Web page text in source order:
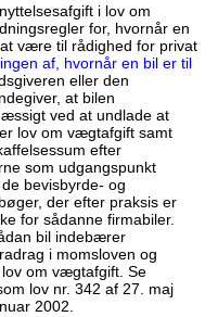
i lov om
for, hvornår en
være til rådighed for privat
af, hvornår en bil er til
eller den
at bilen
ved at undlade at
lov om vægtafgift samt
efter
som udgangspunkt
bevisbyrde- og
der efter praksis er
for sådanne firmabiler.
bil indebærer
i momsloven og
om vægtafgift. Se
lov nr. 342 af 27. maj
2002.